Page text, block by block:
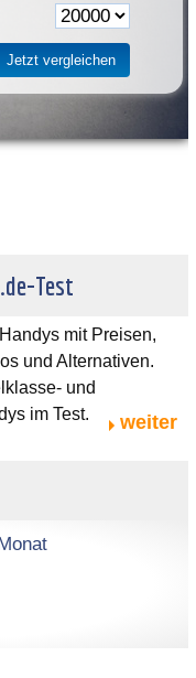
Test
mit Preisen,
und Alternativen.
und
im Test.
weiter